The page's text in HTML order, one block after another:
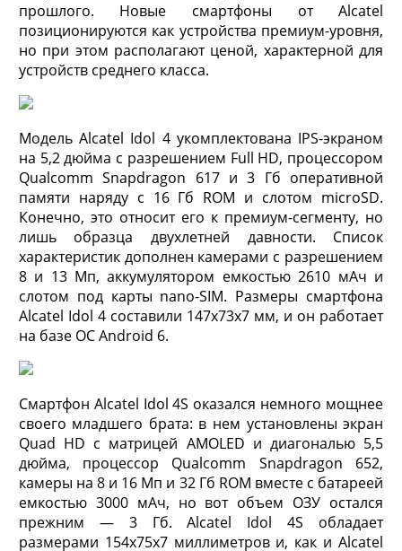
прошлого. Новые смартфоны от Alcatel
позиционируются как устройства премиум-уровня,
но при этом располагают ценой, характерной для
устройств среднего класса.
Модель Alcatel Idol 4 укомплектована IPS-экраном
на 5,2 дюйма с разрешением Full HD, процессором
Qualcomm Snapdragon 617 и 3 Гб оперативной
памяти наряду с 16 Гб ROM и слотом microSD.
Конечно, это относит его к премиум-сегменту, но
лишь образца двухлетней давности. Список
характеристик дополнен камерами с разрешением
8 и 13 Мп, аккумулятором емкостью 2610 мАч и
слотом под карты nano-SIM. Размеры смартфона
Alcatel Idol 4 составили 147х73х7 мм, и он работает
на базе ОС Android 6.
Смартфон Alcatel Idol 4S оказался немного мощнее
своего младшего брата: в нем установлены экран
Quad HD с матрицей AMOLED и диагональю 5,5
дюйма, процессор Qualcomm Snapdragon 652,
камеры на 8 и 16 Мп и 32 Гб ROM вместе с батареей
емкостью 3000 мАч, но вот объем ОЗУ остался
прежним — 3 Гб. Alcatel Idol 4S обладает
размерами 154х75х7 миллиметров и, как и Alcatel